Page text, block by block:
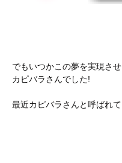
でもいつかこの夢を実現さ
カピバラさんでした!
最近カピバラさんと呼ばれ